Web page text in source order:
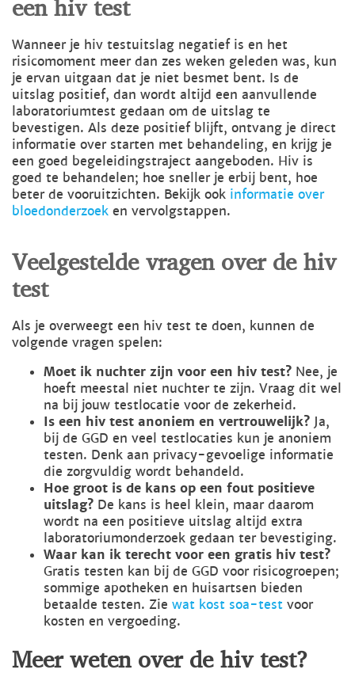
Wanneer je hiv testuitslag negatief is en het
risicomoment meer dan zes weken geleden was, kun
je ervan uitgaan dat je niet besmet bent. Is de
uitslag positief, dan wordt altijd een aanvullende
laboratoriumtest gedaan om de uitslag te
bevestigen. Als deze positief blijft, ontvang je direct
informatie over starten met behandeling, en krijg je
een goed begeleidingstraject aangeboden. Hiv is
goed te behandelen; hoe sneller je erbij bent, hoe
beter de vooruitzichten. Bekijk ook informatie over
bloedonderzoek en vervolgstappen.
Veelgestelde vragen over de hiv
test
Als je overweegt een hiv test te doen, kunnen de
volgende vragen spelen:
Moet ik nuchter zijn voor een hiv test? Nee, je
hoeft meestal niet nuchter te zijn. Vraag dit wel
na bij jouw testlocatie voor de zekerheid.
Is een hiv test anoniem en vertrouwelijk? Ja,
bij de GGD en veel testlocaties kun je anoniem
testen. Denk aan privacy-gevoelige informatie
die zorgvuldig wordt behandeld.
Hoe groot is de kans op een fout positieve
uitslag? De kans is heel klein, maar daarom
wordt na een positieve uitslag altijd extra
laboratoriumonderzoek gedaan ter bevestiging.
Waar kan ik terecht voor een gratis hiv test?
Gratis testen kan bij de GGD voor risicogroepen;
sommige apotheken en huisartsen bieden
betaalde testen. Zie wat kost soa-test voor
kosten en vergoeding.
Meer weten over de hiv test?